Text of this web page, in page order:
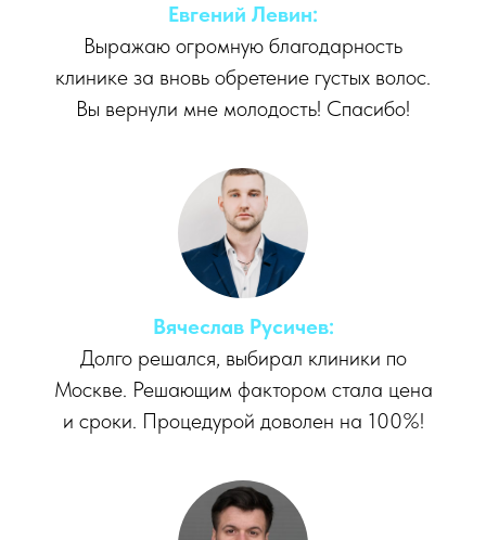
Евгений Левин:
Выражаю огромную благодарность
клинике за вновь обретение густых волос.
Вы вернули мне молодость! Спасибо!
Вячеслав Русичев:
Долго решался, выбирал клиники по
Москве. Решающим фактором стала цена
и сроки. Процедурой доволен на 100%!